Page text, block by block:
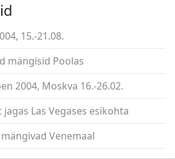
15.-21.08.
mängisid Poolas
2004, Moskva 16.-26.02.
jagas Las Vegases esikohta
Venemaal